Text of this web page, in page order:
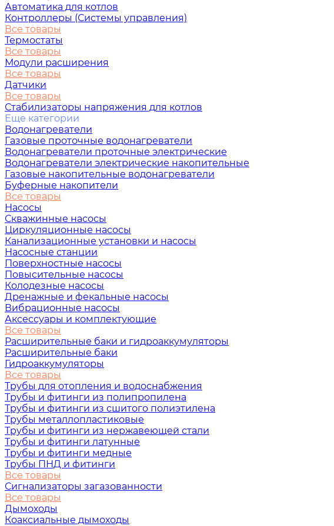
Автоматика для котлов
Контроллеры (Системы управления)
Все товары
Термостаты
Все товары
Модули расширения
Все товары
Датчики
Все товары
Стабилизаторы напряжения для котлов
Еще категории
Водонагреватели
Газовые проточные водонагреватели
Водонагреватели проточные электрические
Водонагреватели электрические накопительные
Газовые накопительные водонагреватели
Буферные накопители
Все товары
Насосы
Скважинные насосы
Циркуляционные насосы
Канализационные установки и насосы
Насосные станции
Поверхностные насосы
Повысительные насосы
Колодезные насосы
Дренажные и фекальные насосы
Вибрационные насосы
Аксессуары и комплектующие
Все товары
Расширительные баки и гидроаккумуляторы
Расширительные баки
Гидроаккумуляторы
Все товары
Трубы для отопления и водоснабжения
Трубы и фитинги из полипропилена
Трубы и фитинги из сшитого полиэтилена
Трубы металлопластиковые
Трубы и фитинги из нержавеющей стали
Трубы и фитинги латунные
Трубы и фитинги медные
Трубы ПНД и фитинги
Все товары
Сигнализаторы загазованности
Все товары
Дымоходы
Коаксиальные дымоходы